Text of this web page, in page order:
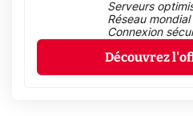
Serveurs
Réseau
Connexion
Découvrez